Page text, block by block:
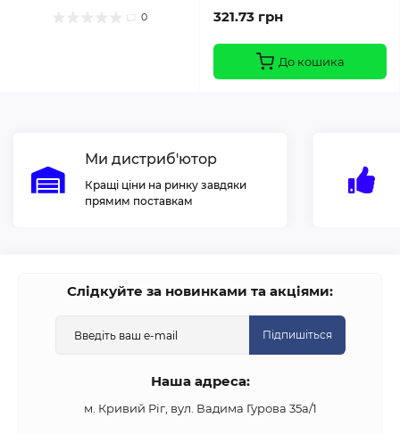
0 321.73 грн
До кошика
Ми дистриб'ютор
Кращі ціни на ринку завдяки
прямим поставкам
Слідкуйте за новинками та акціями:
Підпишіться
Наша адреса:
м. Кривий Ріг, вул. Вадима Гурова 35а/1